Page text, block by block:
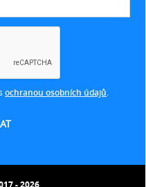
ochranou osobních údajů
- 2026